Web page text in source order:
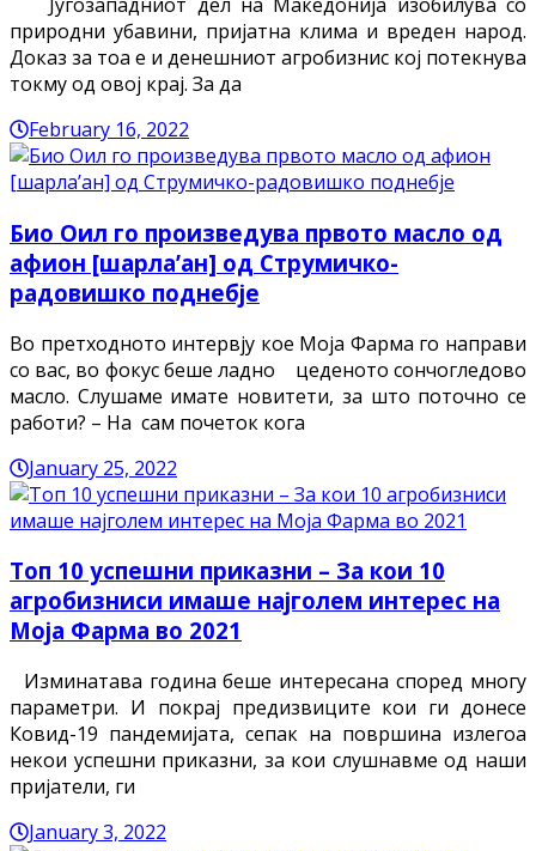
природни убавини, пријатна клима и вреден народ.
Доказ за тоа е и денешниот агробизнис кој потекнува
токму од овој крај. За да
February 16, 2022
Био Оил го произведува првото масло од
афион [шарла’ан] од Струмичко-
радовишко поднебје
Во претходното интервју кое Моја Фарма го направи
со вас, во фокус беше ладно цеденото сончогледово
масло. Слушаме имате новитети, за што поточно се
работи? – На сам почеток кога
January 25, 2022
Топ 10 успешни приказни – За кои 10
агробизниси имаше најголем интерес на
Моја Фарма во 2021
Изминатава година беше интересана според многу
параметри. И покрај предизвиците кои ги донесе
Ковид-19 пандемијата, сепак на површина излегоа
некои успешни приказни, за кои слушнавме од наши
пријатели, ги
January 3, 2022